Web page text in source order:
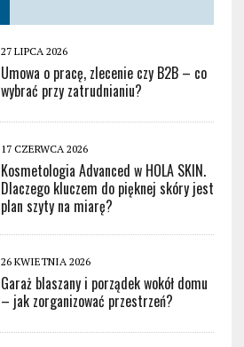
27 LIPCA 2026
Umowa o pracę, zlecenie czy B2B – co
wybrać przy zatrudnianiu?
17 CZERWCA 2026
Kosmetologia Advanced w HOLA SKIN.
Dlaczego kluczem do pięknej skóry jest
plan szyty na miarę?
26 KWIETNIA 2026
Garaż blaszany i porządek wokół domu
– jak zorganizować przestrzeń?